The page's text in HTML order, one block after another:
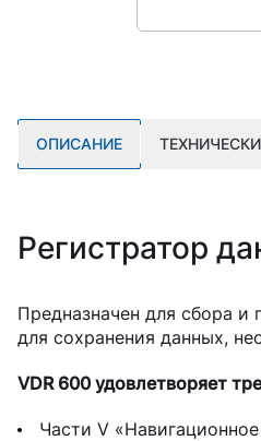
ОПИСАНИЕ
Регистратор
Предназначен для сбора
для сохранения данных,
VDR 600 удовлетворяет
Части V